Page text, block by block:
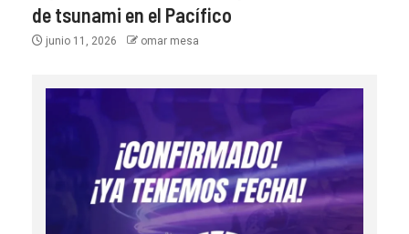
de tsunami en el Pacífico
junio 11, 2026 omar mesa